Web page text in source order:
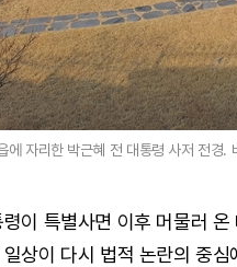
에 자리한 박근혜 전 대통령 사저 전경
이 특별사면 이후 머물러
상이 다시 법적 논란의 중